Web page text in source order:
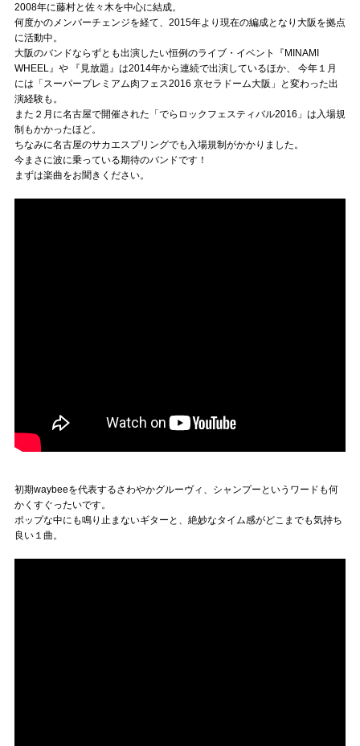
muevoクラウドファンディング
muevoコミュニティ
ぶいクラ！by muevo
ぶいコミュ！by muevo
ぶいマガ！ by muevo
Follow us
2008年に藤村と佐々木を中心に結成。
何度かのメンバーチェンジを経て、2015年より現在の編成となり大阪を拠点
に活動中。
大阪のバンドならずとも出演したい恒例のライブ・イベント『MINAMI
WHEEL』や
『見放題』は2014年から連続で出演しているほか、 今年１月
には「スーパープレミアム肉フェス2016 京セラドーム大阪」と変わった出
演経験も。
また２月に名古屋で開催された「でらロックフェスティバル2016」は入場規
制もかかったほど。
ちなみに名古屋のサカエスプリングでも入場規制がかかりました。
今まさに波に乗っている期待のバンドです！
まずは楽曲をお聞きください。
初期waybeeを代表するさわやかグルーヴィ、シャンプーというワードも何
かくすぐったいです。
ポップな中にも鳴り止まないギターと、絶妙なタイム感がどこまでも気持ち
良い１曲。